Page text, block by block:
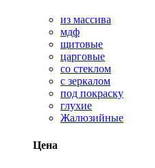
из массива
мдф
щитовые
царговые
со стеклом
с зеркалом
под покраску
глухие
Жалюзийные
Цена